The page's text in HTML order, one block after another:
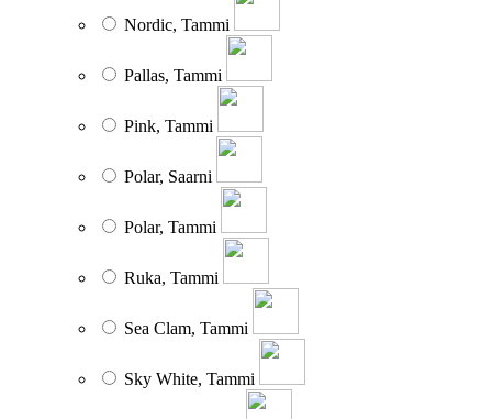
Nordic, Tammi
Pallas, Tammi
Pink, Tammi
Polar, Saarni
Polar, Tammi
Ruka, Tammi
Sea Clam, Tammi
Sky White, Tammi